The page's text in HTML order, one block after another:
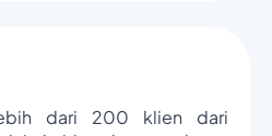
dari 200 klien dari